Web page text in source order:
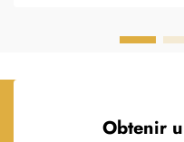
Obtenir